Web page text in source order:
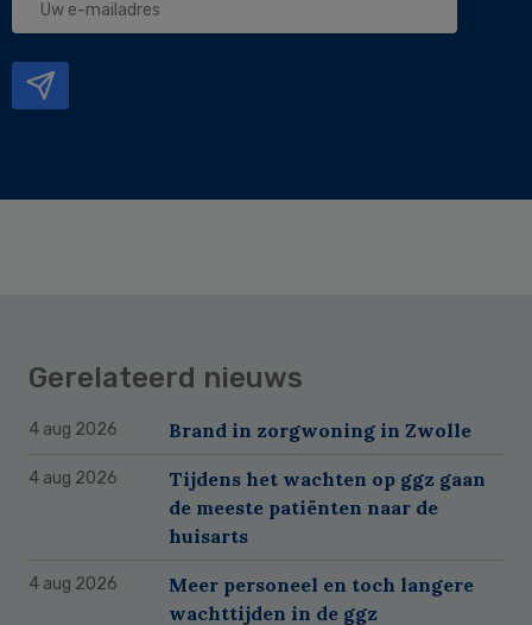
Gerelateerd nieuws
4 aug 2026 Brand in zorgwoning in Zwolle
4 aug 2026
Tijdens het wachten op ggz gaan
de meeste patiënten naar de
huisarts
4 aug 2026
Meer personeel en toch langere
wachttijden in de ggz